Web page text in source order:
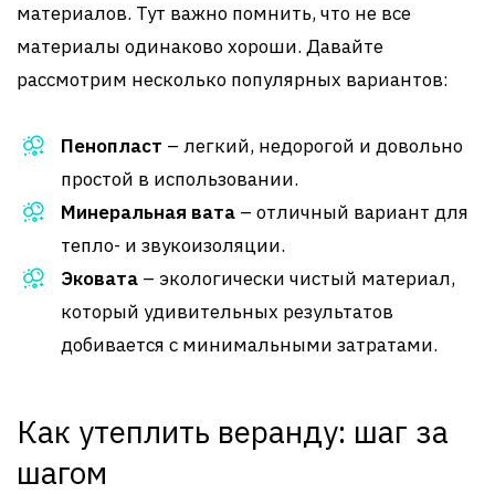
материалов. Тут важно помнить, что не все
материалы одинаково хороши. Давайте
рассмотрим несколько популярных вариантов:
Пенопласт – легкий, недорогой и довольно
простой в использовании.
Минеральная вата – отличный вариант для
тепло- и звукоизоляции.
Эковата – экологически чистый материал,
который удивительных результатов
добивается с минимальными затратами.
Как утеплить веранду: шаг за
шагом